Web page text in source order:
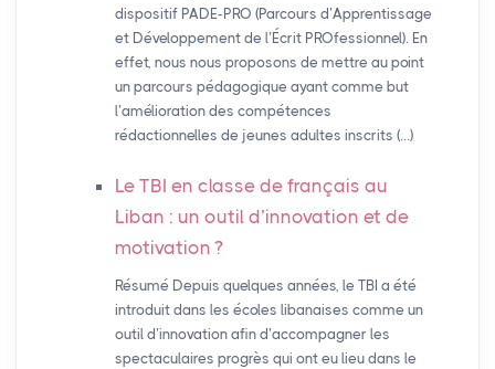
dispositif PADE-PRO (Parcours d’Apprentissage
et Développement de l’Écrit PROfessionnel). En
effet, nous nous proposons de mettre au point
un parcours pédagogique ayant comme but
l’amélioration des compétences
rédactionnelles de jeunes adultes inscrits (…)
Le TBI en classe de français au
Liban : un outil d’innovation et de
motivation ?
Résumé Depuis quelques années, le TBI a été
introduit dans les écoles libanaises comme un
outil d’innovation afin d’accompagner les
spectaculaires progrès qui ont eu lieu dans le